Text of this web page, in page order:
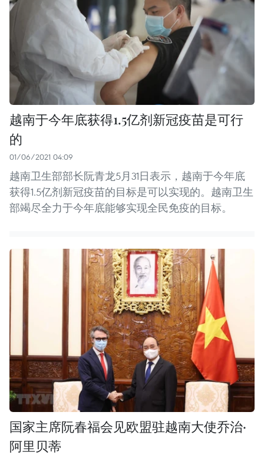
越南于今年底获得1.5亿剂新冠疫苗是可行
的
01/06/2021 04:09
越南卫生部部长阮青龙5月31日表示，越南于今年底
获得1.5亿剂新冠疫苗的目标是可以实现的。越南卫生
部竭尽全力于今年底能够实现全民免疫的目标。
国家主席阮春福会见欧盟驻越南大使乔治·
阿里贝蒂